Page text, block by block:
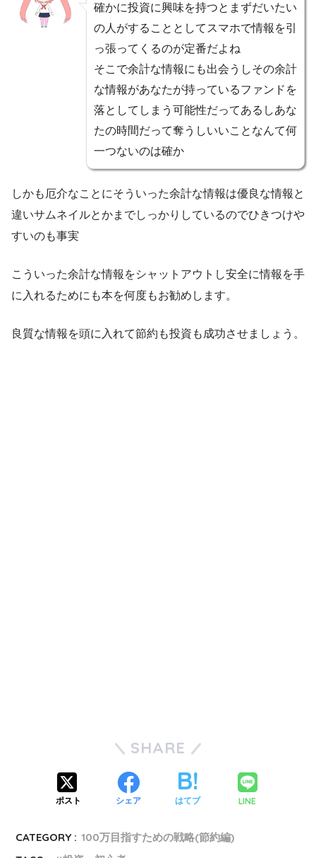
確かに投資に興味を持つとまずだいたい
の人がすることとしてスマホで情報を引
っ張ってくるのが定番だよね
そこで余計な情報にも出会うしその余計
な情報があなたが持っているファンドを
落としてしまう可能性だってあるしあな
たの時間だって奪うしいいことなんて何
一つないのは確か
しかも厄介なことにそういった余計な情報は優良な情報と
違いサムネイルとかまでしっかりしているのでひきつけや
すいのも事実
こういった余計な情報をシャットアウトし安全に情報を手
に入れるためにも本を何度もお勧めします。
良質な情報を頭に入れて節約も投資も成功させましょう。
SHARE
ポスト シェア はてブ LINE
CATEGORY : 100万目指すための戦略(節約編)